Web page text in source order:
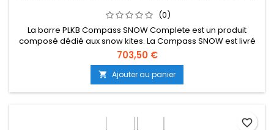
(0)
La barre PLKB Compass SNOW Complete est un produit
composé dédié aux snow kites. La Compass SNOW est livré
avec une ligne de frein séparée et un jeu de 5ème ligne.
Consultez plkb.world/manuals pour savoir comment
assembler les produits. La barre Compass est utilisée pour
tous les kites PLKB Depower Foil et LEI (suite dessous...)
703,50 €
 Ajouter au panier
favorite_border